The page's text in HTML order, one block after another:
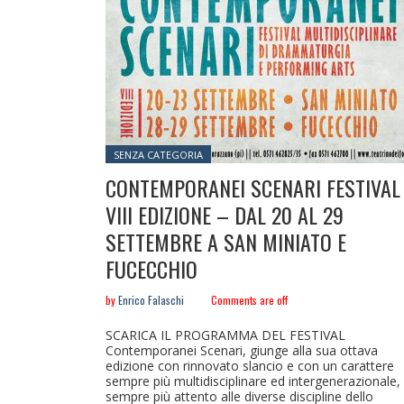
Posted in:
SENZA CATEGORIA
CONTEMPORANEI SCENARI
VIII EDIZIONE – DAL 20 AL 29
SETTEMBRE A SAN MINIATO E
FUCECCHIO
byEnrico Falaschi Comments are off
SCARICA IL PROGRAMMA DEL FESTIVAL
Contemporanei Scenari, giunge alla sua ottava
edizione con rinnovato slancio e con un carattere
sempre più multidisciplinare ed intergenerazionale,
sempre più attento alle diverse discipline dello